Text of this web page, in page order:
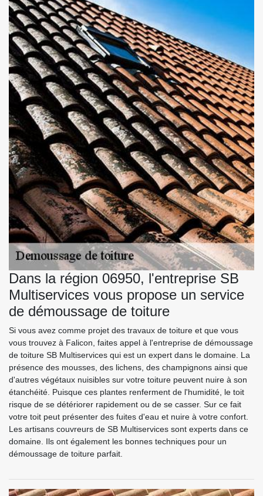
Dans la région 06950, l'entreprise SB
Multiservices vous propose un service
de démoussage de toiture
Si vous avez comme projet des travaux de toiture et que vous
vous trouvez à Falicon, faites appel à l'entreprise de démoussage
de toiture SB Multiservices qui est un expert dans le domaine. La
présence des mousses, des lichens, des champignons ainsi que
d'autres végétaux nuisibles sur votre toiture peuvent nuire à son
étanchéité. Puisque ces plantes renferment de l'humidité, le toit
risque de se détériorer rapidement ou de se casser. Sur ce fait
votre toit peut présenter des fuites d'eau et nuire à votre confort.
Les artisans couvreurs de SB Multiservices sont experts dans ce
domaine. Ils ont également les bonnes techniques pour un
démoussage de toiture parfait.